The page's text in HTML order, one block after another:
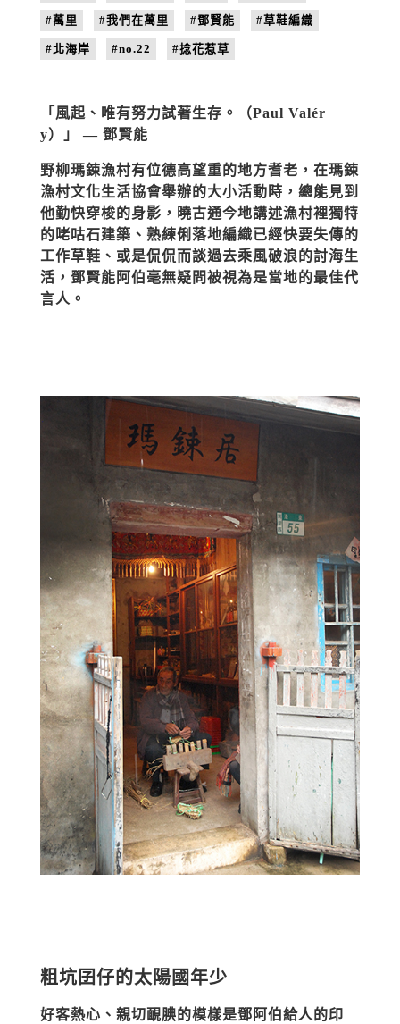
#萬里 #我們在萬里 #鄧賢能 #草鞋編織
#北海岸 #no.22 #捻花惹草
「風起、唯有努力試著生存。（Paul Valér
y）」 — 鄧賢能
野柳瑪鋉漁村有位德高望重的地方耆老，在瑪鋉
漁村文化生活協會舉辦的大小活動時，總能見到
他勤快穿梭的身影，曉古通今地講述漁村裡獨特
的咾咕石建築、熟練俐落地編織已經快要失傳的
工作草鞋、或是侃侃而談過去乘風破浪的討海生
活，鄧賢能阿伯毫無疑問被視為是當地的最佳代
言人。
粗坑囝仔的太陽國年少
好客熱心、親切靦腆的模樣是鄧阿伯給人的印